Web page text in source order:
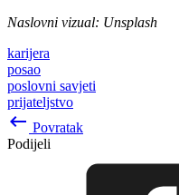
Naslovni vizual: Unsplash
karijera
posao
poslovni savjeti
prijateljstvo
keyboard_backspace Povratak
Podijeli